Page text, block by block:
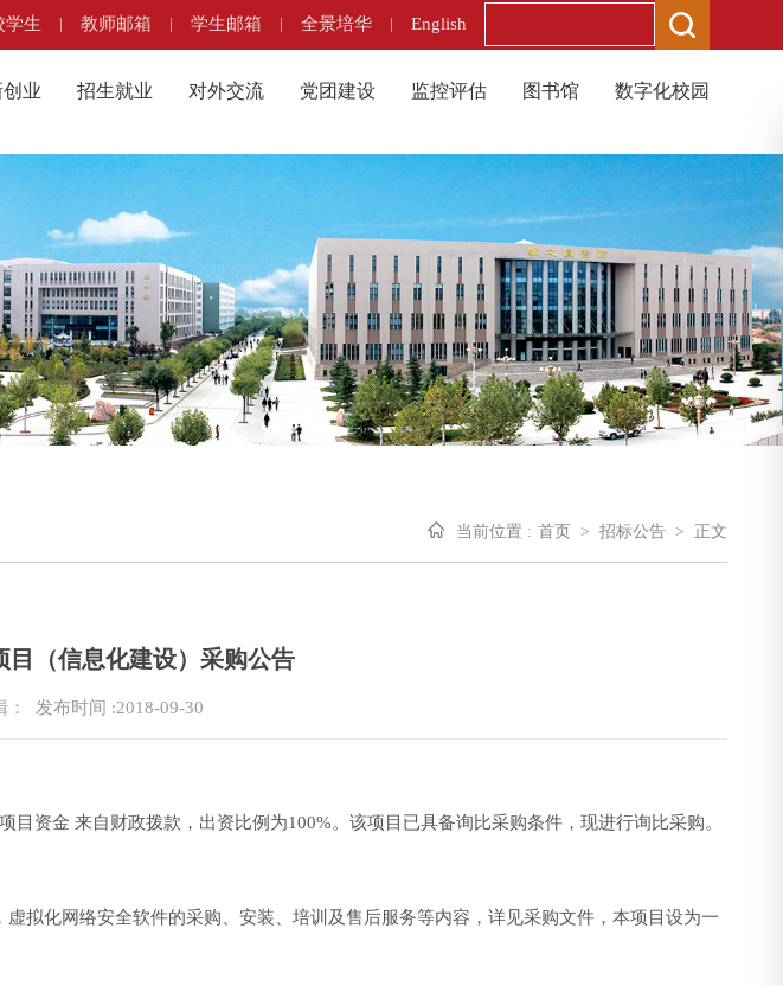
学生 | 教师邮箱 | 学生邮箱 | 全景培华 | English
业 招生就业 对外交流 党团建设 监控评估 图书馆 数字化校园
当前位置 : 首页 > 招标公告 > 正文
（信息化建设）采购公告
： 发布时间 :2018-09-30
资金 来自财政拨款，出资比例为100%。该项目已具备询比采购条件，现进行询比采购。
拟化网络安全软件的采购、安装、培训及售后服务等内容，详见采购文件，本项目设为一